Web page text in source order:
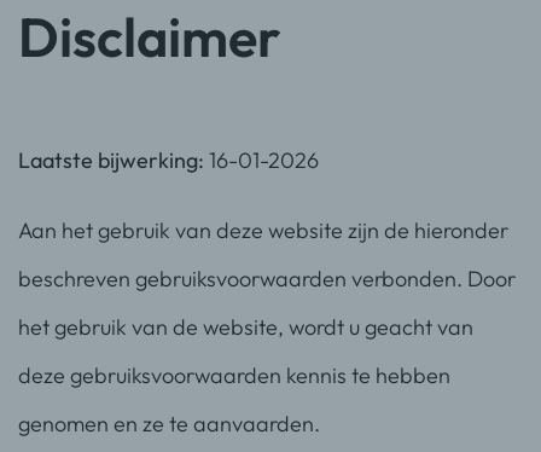
Disclaimer
Laatste bijwerking: 16-01-2026
Aan het gebruik van deze website zijn de hieronder
beschreven gebruiksvoorwaarden verbonden. Door
het gebruik van de website, wordt u geacht van
deze gebruiksvoorwaarden kennis te hebben
genomen en ze te aanvaarden.